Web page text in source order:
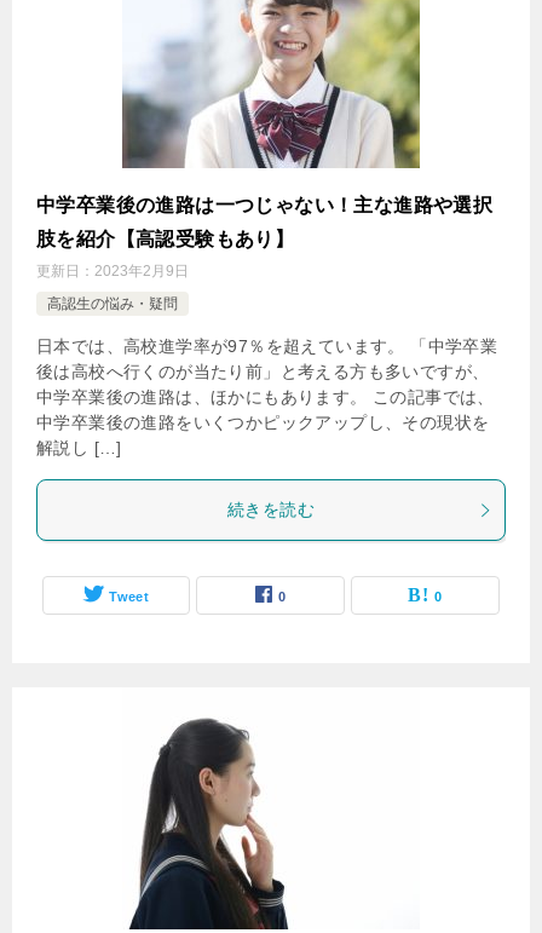
中学卒業後の進路は一つじゃない！主な進路や選択
肢を紹介【高認受験もあり】
更新日： 2023年2月9日
高認生の悩み・疑問
日本では、高校進学率が97％を超えています。 「中学卒業
後は高校へ行くのが当たり前」と考える方も多いですが、
中学卒業後の進路は、ほかにもあります。 この記事では、
中学卒業後の進路をいくつかピックアップし、その現状を
解説し […]
続きを読む
Tweet 0 0